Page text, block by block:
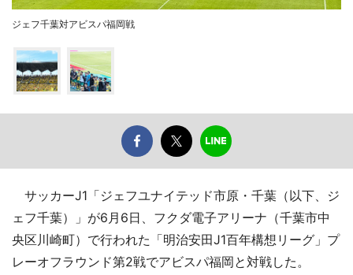
ジェフ千葉対アビスパ福岡戦
サッカーJ1「ジェフユナイテッド市原・千葉（以下、ジ
ェフ千葉）」が6月6日、フクダ電子アリーナ（千葉市中
央区川崎町）で行われた「明治安田J1百年構想リーグ」プ
レーオフラウンド第2戦でアビスパ福岡と対戦した。